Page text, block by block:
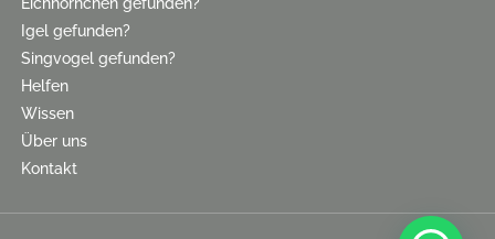
Igel gefunden?
Singvogel gefunden?
Helfen
Wissen
Über uns
Kontakt